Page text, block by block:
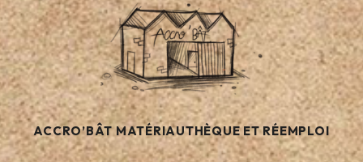
ACCRO’BÂT MATÉRIAUTHÈQUE ET RÉEMPLOI